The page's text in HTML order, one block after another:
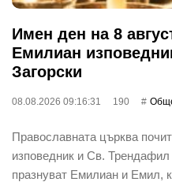
Имен ден на 8
Емилиан
Загорски
08.08.2026 09:16:31 190
Православната църква
изповедник и Св.
празнуват Емилиан и Емил,